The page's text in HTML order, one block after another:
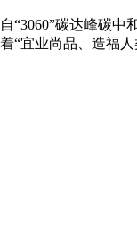
自“3060”碳达峰碳
着“宜业尚品、造福